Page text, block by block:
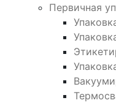
Первичная